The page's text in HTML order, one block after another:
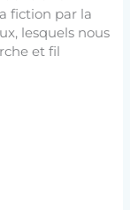
fiction par la
lesquels nous
et fil